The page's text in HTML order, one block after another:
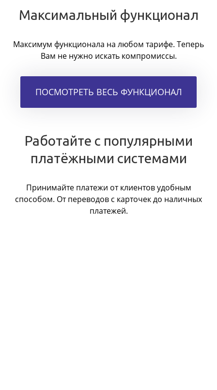
Максимальный функционал
Максимум функционала на любом тарифе. Теперь
Вам не нужно искать компромиссы.
ПОСМОТРЕТЬ ВЕСЬ ФУНКЦИОНАЛ
Работайте с популярными
платёжными системами
Принимайте платежи от клиентов удобным
способом. От переводов с карточек до наличных
платежей.